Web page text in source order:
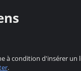
à condition d'insérer
.